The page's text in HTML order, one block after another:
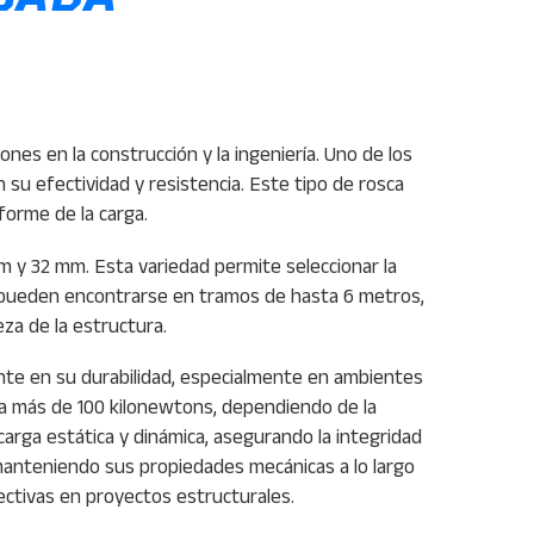
en la construcción y la ingeniería. Uno de los
efectividad y resistencia. Este tipo de rosca
de la carga.
y 32 mm. Esta variedad permite seleccionar la
encontrarse en tramos de hasta 6 metros,
de la estructura.
en su durabilidad, especialmente en ambientes
de 100 kilonewtons, dependiendo de la
estática y dinámica, asegurando la integridad
sus propiedades mecánicas a lo largo
en proyectos estructurales.